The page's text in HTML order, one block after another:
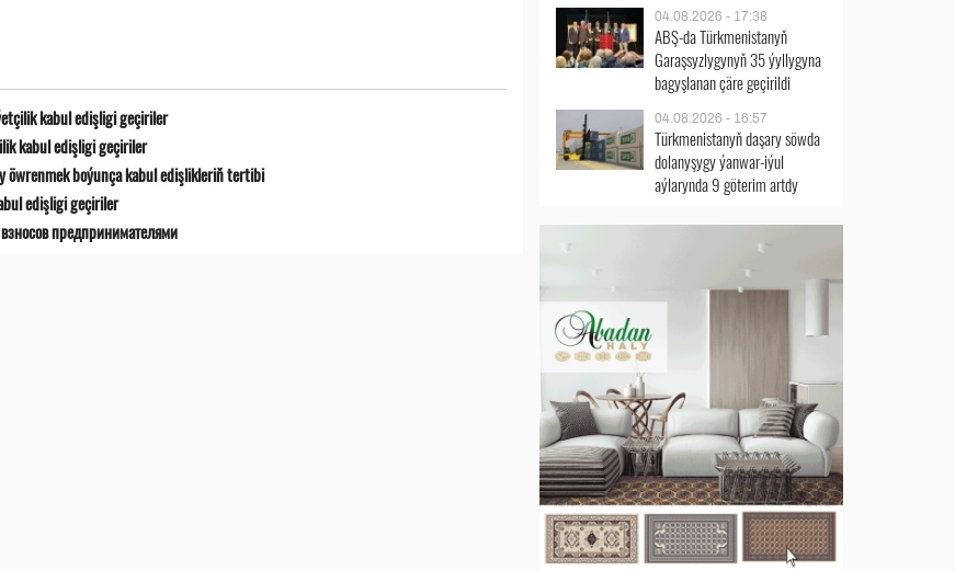
kabul edişligi geçiriler
kabul edişligi geçiriler
boýunça kabul edişlikleriň tertibi
edişligi geçiriler
предпринимателями
04.08.2026 - 17:38
ABŞ-da Türkmenistanyň
Garaşsyzlygynyň 35 ýyllygyna
bagyşlanan çäre geçirildi
04.08.2026 - 16:57
Türkmenistanyň daşary söwda
dolanyşygy ýanwar-iýul
aýlarynda 9 göterim artdy